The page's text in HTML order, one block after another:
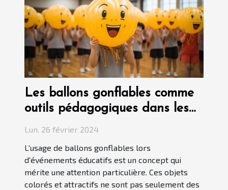
Les ballons gonflables comme
outils pédagogiques dans les
événements éducatifs
Lun. 26 février 2024
L'usage de ballons gonflables lors
d'événements éducatifs est un concept qui
mérite une attention particulière. Ces objets
colorés et attractifs ne sont pas seulement des